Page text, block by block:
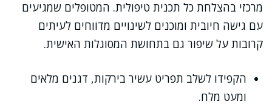
מרכזי בהצלחת כל תכנית טיפולית. המטופלים שמגיעים
עם גישה חיובית ומוכנים לשינויים מדווחים לעיתים
קרובות על שיפור גם בתחושת המסוגלות האישית.
הקפידו לשלב תפריט עשיר בירקות, דגנים מלאים
ומעט מלח.